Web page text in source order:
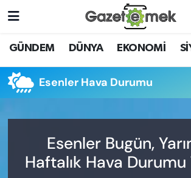
GÜNDEM DÜNYA EKONOMİ
Esenler Hava Durumu
Esenler Bugün,
Haftalık Hava
DÜNYA
EKONOMİ
YENİ MEDYADA EMEK
GAZETECİLİĞİNİ GELİŞTİRMEK
Nöbetçi Eczaneler
Hava Durumu
Trafik Durumu
Süper Lig Puan Durumu ve